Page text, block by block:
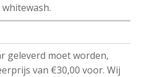
geleverd moet worden,
van €30,00 voor. Wij